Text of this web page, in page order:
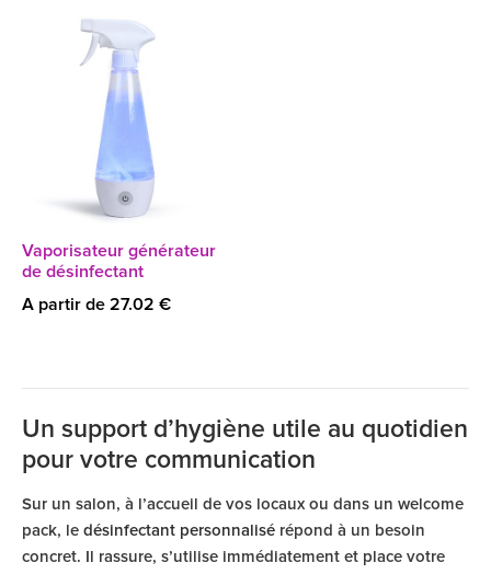
Vaporisateur générateur
de désinfectant
A partir de 27.02 €
Un support d’hygiène utile au quotidien
pour votre communication
Sur un salon, à l’accueil de vos locaux ou dans un welcome
pack, le désinfectant personnalisé répond à un besoin
concret. Il rassure, s’utilise immédiatement et place votre